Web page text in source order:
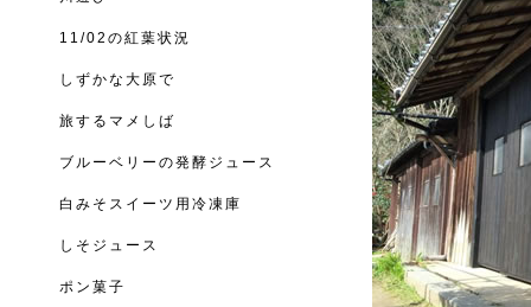
11/02の紅葉状況
しずかな大原で
旅するマメしば
ブルーベリーの発酵ジュース
白みそスイーツ用冷凍庫
しそジュース
ポン菓子